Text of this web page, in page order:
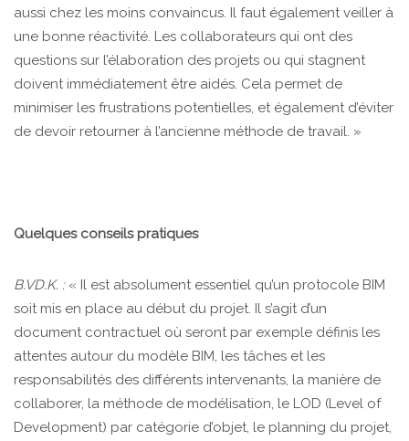
aussi chez les moins convaincus. Il faut également veiller à
une bonne réactivité. Les collaborateurs qui ont des
questions sur l’élaboration des projets ou qui stagnent
doivent immédiatement être aidés. Cela permet de
minimiser les frustrations potentielles, et également d’éviter
de devoir retourner à l’ancienne méthode de travail. »
Quelques conseils pratiques
B.VD.K. : « Il est absolument essentiel qu’un protocole BIM
soit mis en place au début du projet. Il s’agit d’un
document contractuel où seront par exemple définis les
attentes autour du modèle BIM, les tâches et les
responsabilités des différents intervenants, la manière de
collaborer, la méthode de modélisation, le LOD (Level of
Development) par catégorie d’objet, le planning du projet,